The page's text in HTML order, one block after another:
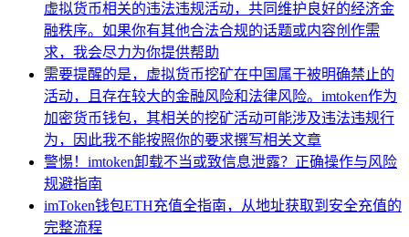
虚拟货币相关的违法违规活动，共同维护良好的经济金
融秩序。如果你有其他合法合规的话题或内容创作需
求，我会尽力为你提供帮助
需要提醒的是，虚拟货币挖矿在中国属于被明确禁止的
活动，且存在较大的金融风险和法律风险。imtoken作为
加密货币钱包，其相关的挖矿活动可能涉及违法违规行
为，因此我不能按照你的要求撰写相关文章
警惕！imtoken卸载不当或致信息泄露？正确操作与风险
规避指南
imToken钱包ETH充值全指南，从地址获取到安全充值的
完整流程